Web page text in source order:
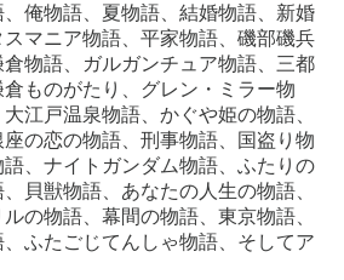
、俺物語、夏物語、結婚物語、新婚
マニア物語、平家物語、磯部磯兵
物語、ガルガンチュア物語、三都
ものがたり、グレン・ミラー物
江戸温泉物語、かぐや姫の物語、
の恋の物語、刑事物語、国盗り物
、ナイトガンダム物語、ふたりの
貝獣物語、あなたの人生の物語、
の物語、幕間の物語、東京物語、
ふたごじてんしゃ物語、そしてア